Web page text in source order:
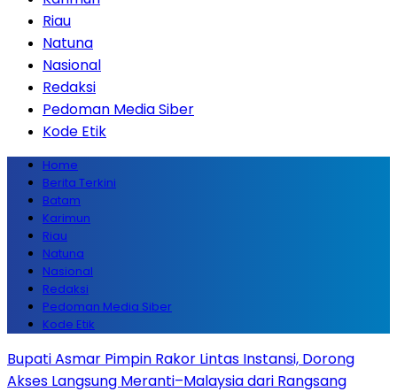
Riau
Natuna
Nasional
Redaksi
Pedoman Media Siber
Kode Etik
Home
Berita Terkini
Batam
Karimun
Riau
Natuna
Nasional
Redaksi
Pedoman Media Siber
Kode Etik
Bupati Asmar Pimpin Rakor Lintas Instansi, Dorong
Akses Langsung Meranti–Malaysia dari Rangsang